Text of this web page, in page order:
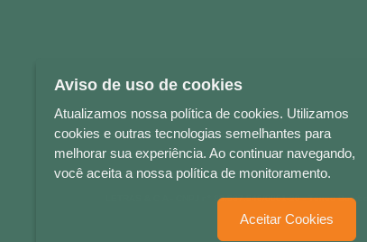
LETRAS & CIA - CNPJ n° 88.587.548/0001-20 - Térreo
Aviso de uso de cookies
Atualizamos nossa política de cookies. Utilizamos
cookies e outras tecnologias semelhantes para
melhorar sua experiência. Ao continuar navegando,
você aceita a nossa política de monitoramento.
Aceitar Cookies